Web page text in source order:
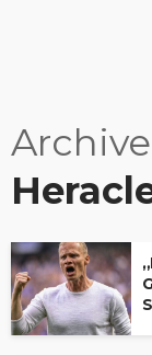
Archive